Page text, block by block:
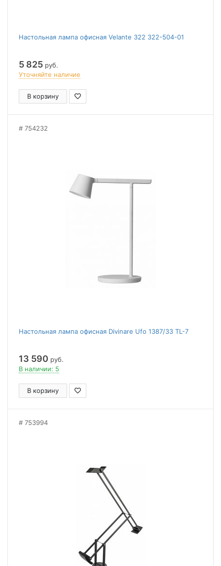
Настольная лампа офисная Velante 322 322-504-01
5 825 руб.
Уточняйте наличие
В корзину
754232
Настольная лампа офисная Divinare Ufo 1387/33 TL-7
13 590 руб.
В наличии: 5
В корзину
753994